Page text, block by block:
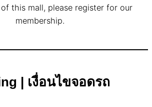
this mall, please register for our
membership.
| เงื่อนไขจอดรถ